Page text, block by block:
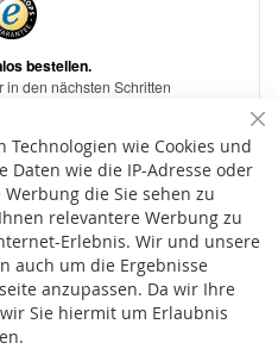
ein Inselzuschlag von 15,00 € auf die
wie Cookies und
Daten wie die IP-Adresse oder
die Sie sehen zu
relevantere Werbung zu
Erlebnis. Wir und unsere
auch um die Ergebnisse
anzupassen. Da wir Ihre
Sie hiermit um Erlaubnis